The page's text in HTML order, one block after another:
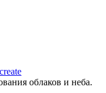
облаков и неба.